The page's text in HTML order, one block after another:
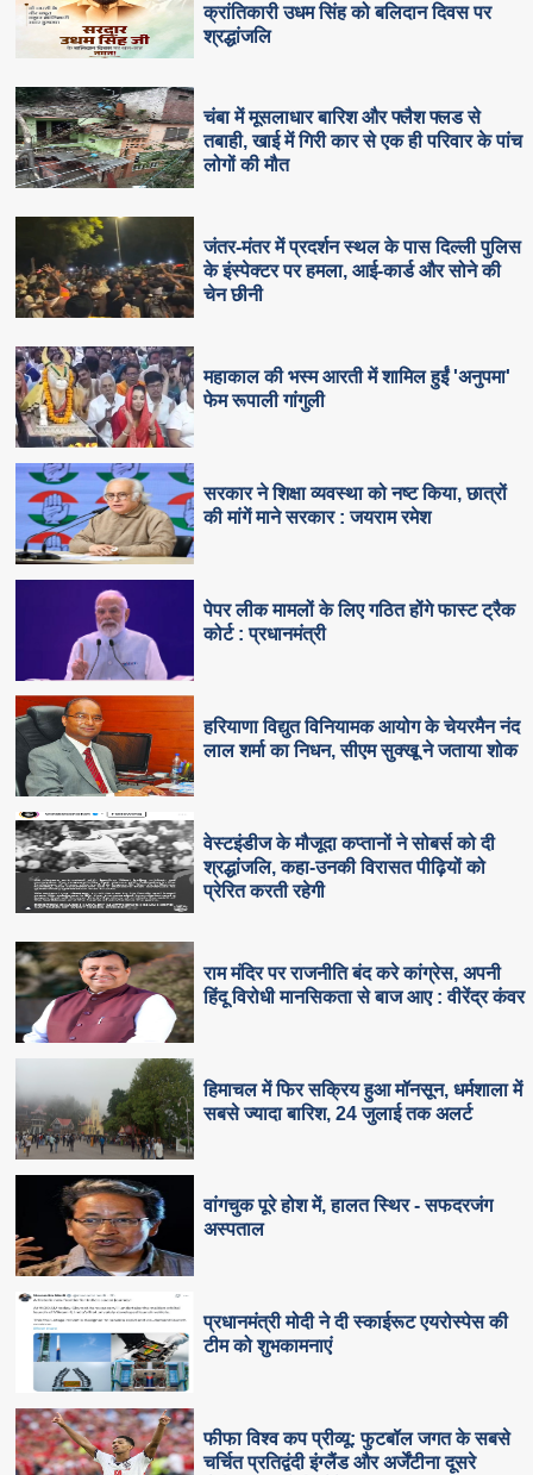
क्रांतिकारी उधम सिंह को बलिदान दिवस पर
श्रद्धांजलि
चंबा में मूसलाधार बारिश और फ्लैश फ्लड से
तबाही, खाई में गिरी कार से एक ही परिवार के पांच
लोगों की मौत
जंतर-मंतर में प्रदर्शन स्थल के पास दिल्ली पुलिस
के इंस्पेक्टर पर हमला, आई-कार्ड और सोने की
चेन छीनी
महाकाल की भस्म आरती में शामिल हुईं 'अनुपमा'
फेम रूपाली गांगुली
सरकार ने शिक्षा व्यवस्था को नष्ट किया, छात्रों
की मांगें माने सरकार : जयराम रमेश
पेपर लीक मामलों के लिए गठित होंगे फास्ट ट्रैक
कोर्ट : प्रधानमंत्री
हरियाणा विद्युत विनियामक आयोग के चेयरमैन नंद
लाल शर्मा का निधन, सीएम सुक्‍खू ने जताया शोक
वेस्टइंडीज के मौजूदा कप्तानों ने सोबर्स को दी
श्रद्धांजलि, कहा-उनकी विरासत पीढ़ियों को
प्रेरित करती रहेगी
राम मंदिर पर राजनीति बंद करे कांग्रेस, अपनी
हिंदू विरोधी मानसिकता से बाज आए : वीरेंद्र कंवर
हिमाचल में फिर सक्रिय हुआ मॉनसून, धर्मशाला में
सबसे ज्यादा बारिश, 24 जुलाई तक अलर्ट
वांगचुक पूरे होश में, हालत स्थिर - सफदरजंग
अस्पताल
प्रधानमंत्री मोदी ने दी स्काईरूट एयरोस्पेस की
टीम को शुभकामनाएं
फीफा विश्व कप प्रीव्यू: फुटबॉल जगत के सबसे
चर्चित प्रतिद्वंदी इंग्लैंड और अर्जेंटीना दूसरे